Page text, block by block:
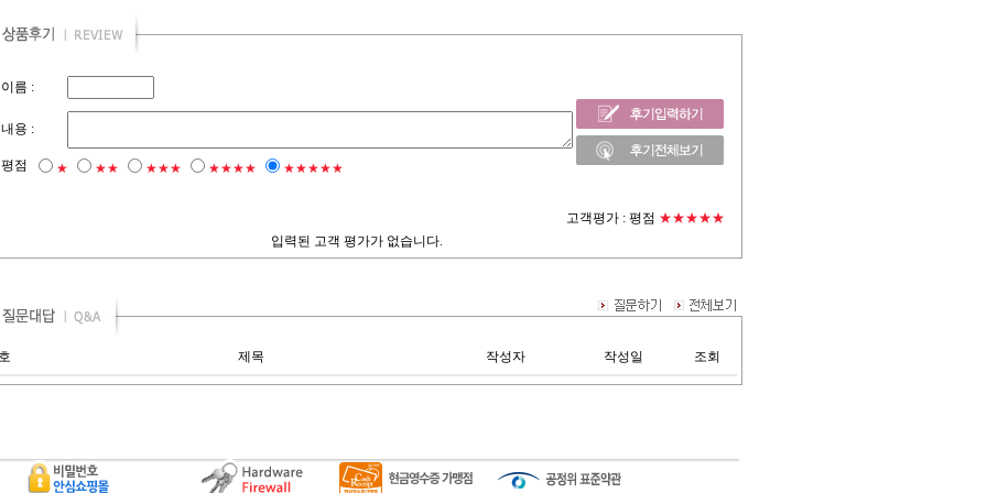
이름 :
내용 :
평점 ★ ★★ ★★★ ★★★★ ★★★★★
고객평가 : 평점 ★★★★★
입력된 고객 평가가 없습니다.
제목 작성자 작성일 조회